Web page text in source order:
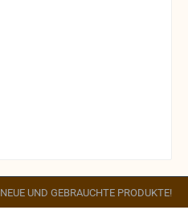
NEUE UND GEBRAUCHTE PRODUKTE!